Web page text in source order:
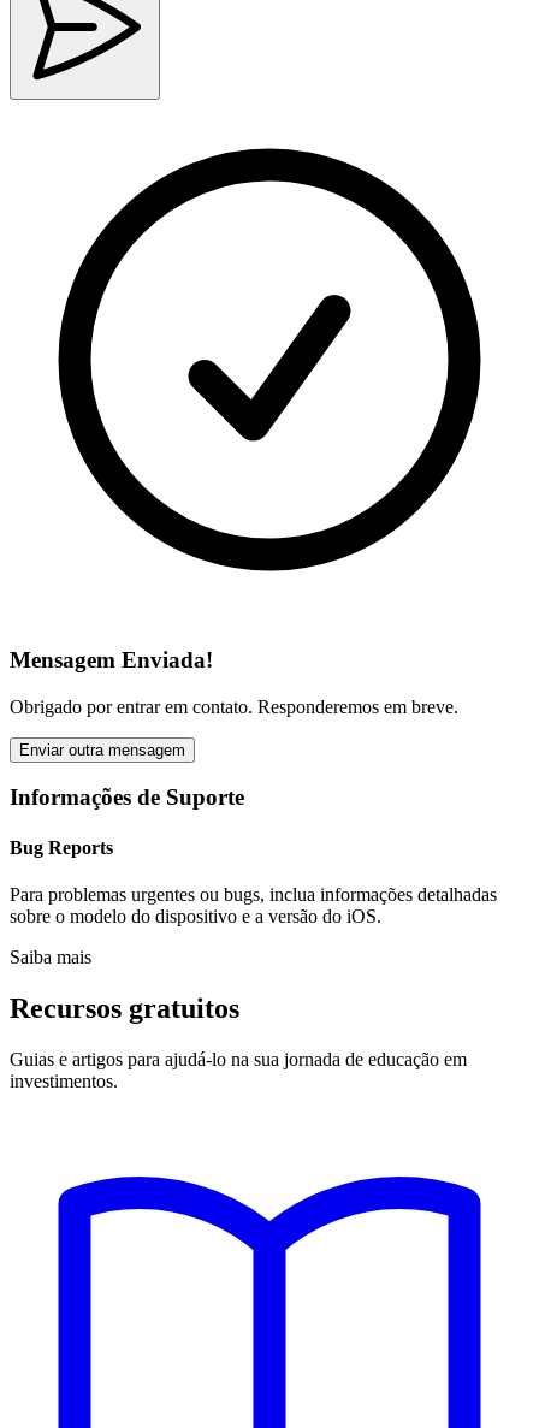
Mensagem Enviada!
Obrigado por entrar em contato. Responderemos em breve.
Enviar outra mensagem
Informações de Suporte
Bug Reports
Para problemas urgentes ou bugs, inclua informações detalhadas
sobre o modelo do dispositivo e a versão do iOS.
Saiba mais
Recursos gratuitos
Guias e artigos para ajudá-lo na sua jornada de educação em
investimentos.